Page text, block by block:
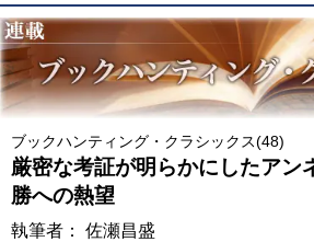
ブックハンティング・クラシックス(48)
厳密な考証が明らかにしたアン
勝への熱望
執筆者： 佐瀬昌盛